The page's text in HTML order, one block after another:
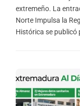
extremeño. La
Norte Impulsa la
Histórica se publicó